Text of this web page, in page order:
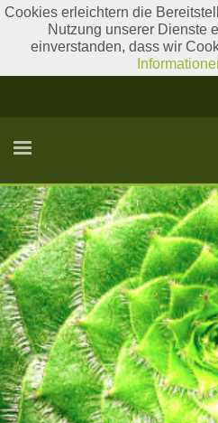
Cookies erleichtern die
Nutzung unserer Dienste
einverstanden, dass wir